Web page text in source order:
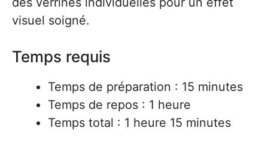
visuel soigné.
Temps requis
Temps de préparation : 15 minutes
Temps de repos : 1 heure
Temps total : 1 heure 15 minutes